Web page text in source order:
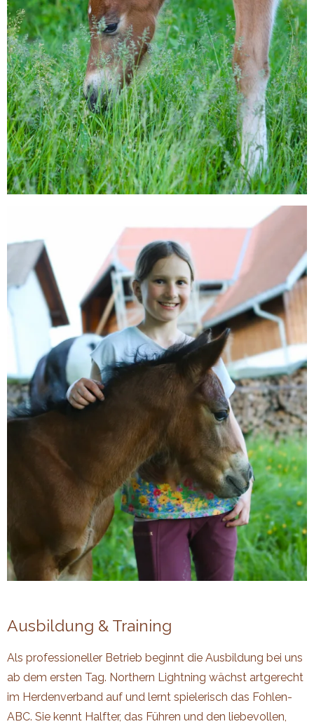
Ausbildung & Training
Als professioneller Betrieb beginnt die Ausbildung bei uns
ab dem ersten Tag. Northern Lightning wächst artgerecht
im Herdenverband auf und lernt spielerisch das Fohlen-
ABC. Sie kennt Halfter, das Führen und den liebevollen,